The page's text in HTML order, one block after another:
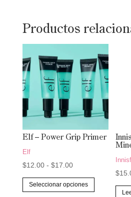
Productos
Elf – Power Grip Primer
Elf
$12.00 - $17.00Rango
de
precios:
Seleccionar opciones
Este
producto
$